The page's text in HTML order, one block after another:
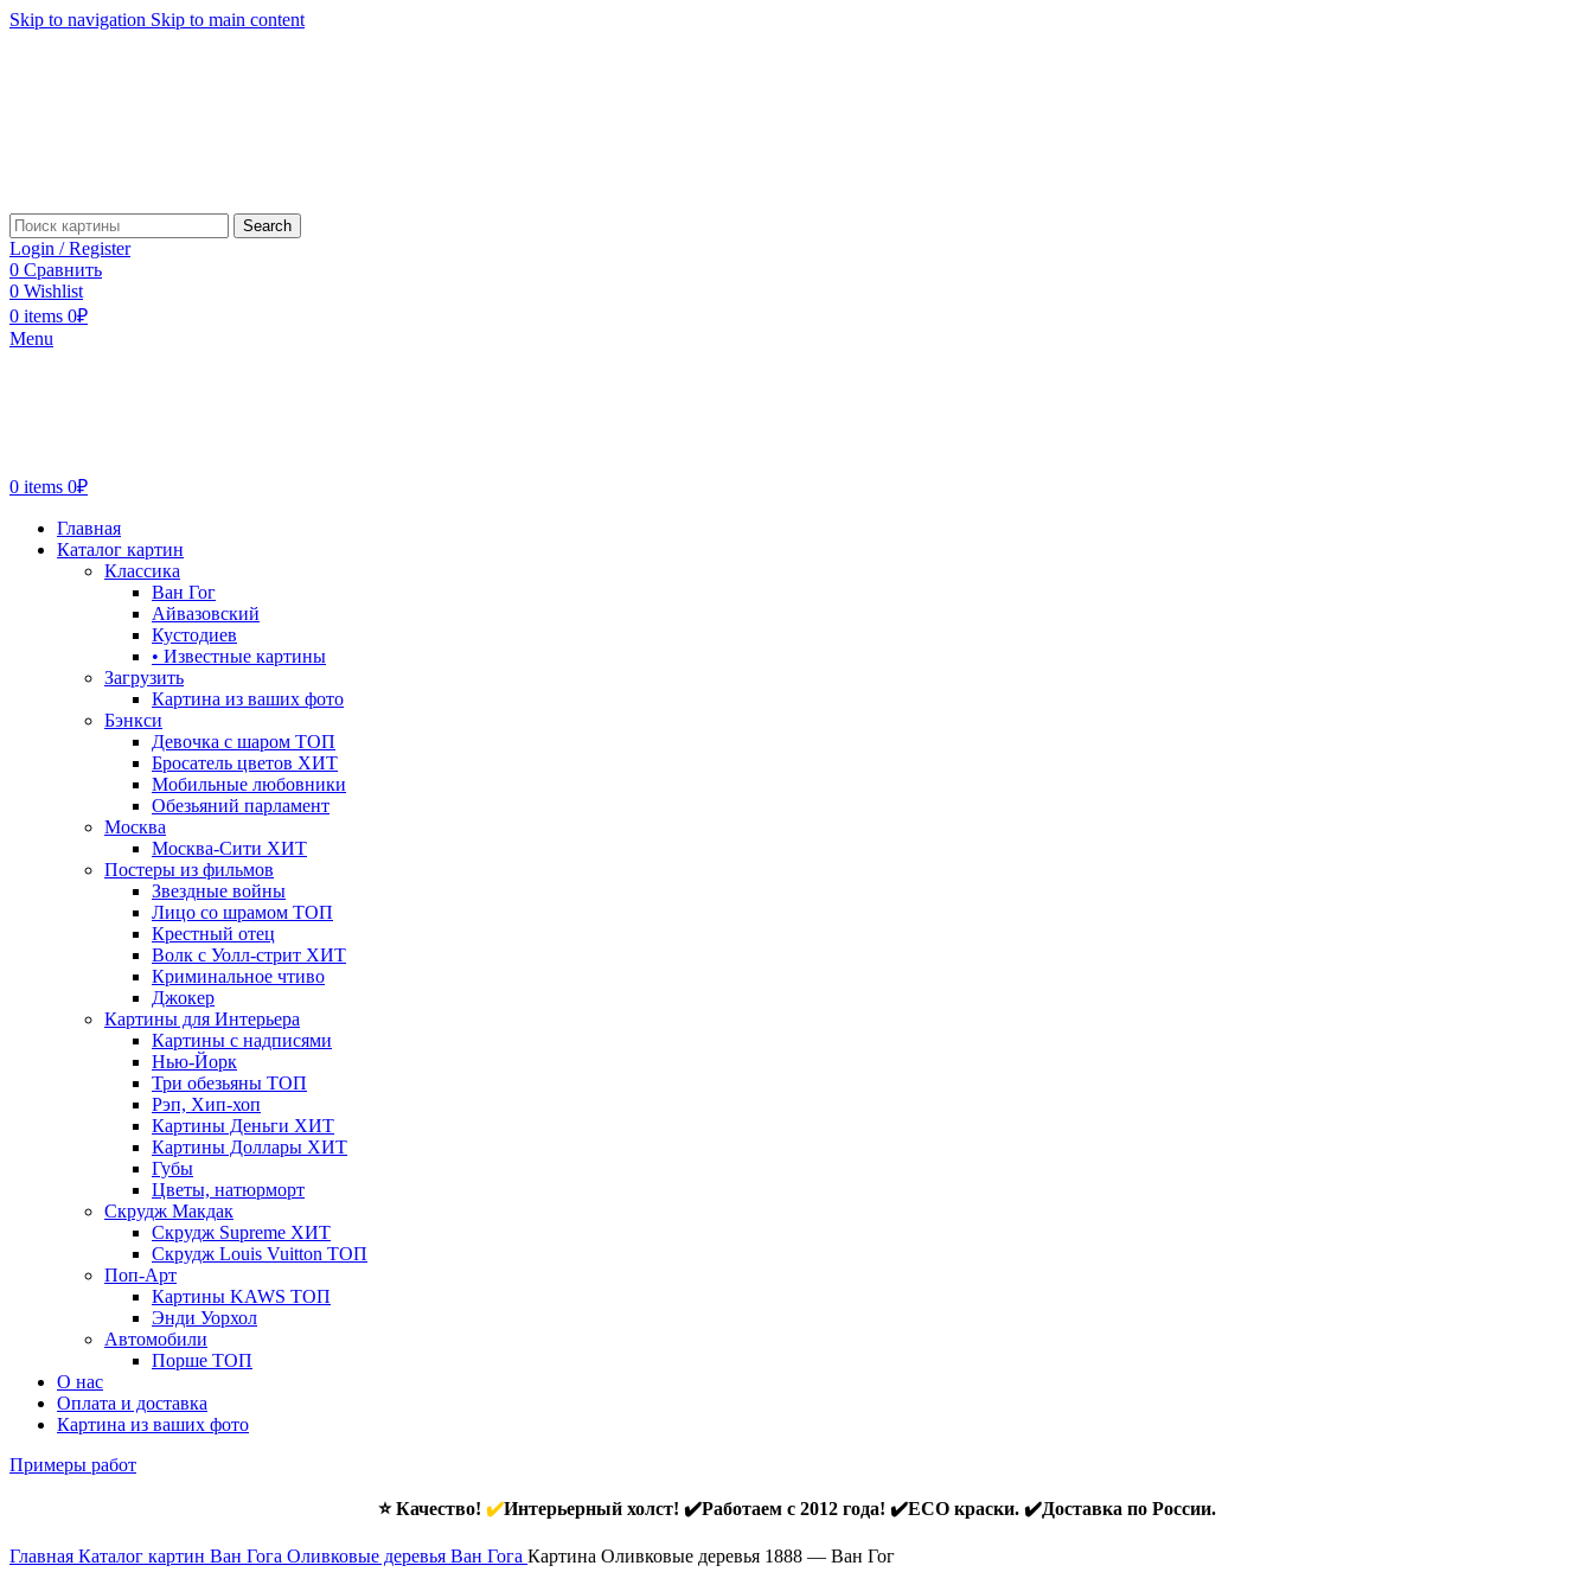
Skip to navigation Skip to main content
Search
Login / Register
0 Сравнить
0 Wishlist
0 items 0₽
Menu
0 items 0₽
Главная
Каталог картин
Классика
Ван Гог
Айвазовский
Кустодиев
• Известные картины
Загрузить
Картина из ваших фото
Бэнкси
Девочка с шаром ТОП
Бросатель цветов ХИТ
Мобильные любовники
Обезьяний парламент
Москва
Москва-Сити ХИТ
Постеры из фильмов
Звездные войны
Лицо со шрамом ТОП
Крестный отец
Волк с Уолл-стрит ХИТ
Криминальное чтиво
Джокер
Картины для Интерьера
Картины с надписями
Нью-Йорк
Три обезьяны ТОП
Рэп, Хип-хоп
Картины Деньги ХИТ
Картины Доллары ХИТ
Губы
Цветы, натюрморт
Скрудж Макдак
Скрудж Supreme ХИТ
Скрудж Louis Vuitton ТОП
Поп-Арт
Картины KAWS ТОП
Энди Уорхол
Автомобили
Порше ТОП
О нас
Оплата и доставка
Картина из ваших фото
Примеры работ
⭐ Качество! ✔️Интерьерный холст! ✔️Работаем с 2012 года! ✔️ECO краски. ✔️Доставка по России.
Главная Каталог картин Ван Гога Оливковые деревья Ван Гога Картина Оливковые деревья 1888 — Ван Гог